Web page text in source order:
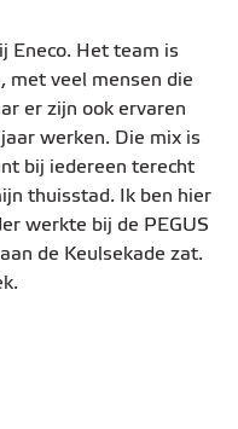
Eneco. Het team is
met veel mensen die
er zijn ook ervaren
werken. Die mix is
bij iedereen terecht
thuisstad. Ik ben hier
werkte bij de PEGUS
de Keulsekade zat.